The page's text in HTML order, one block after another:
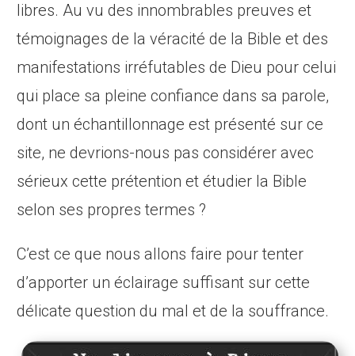
libres. Au vu des innombrables preuves et
témoignages de la véracité de la Bible et des
manifestations irréfutables de Dieu pour celui
qui place sa pleine confiance dans sa parole,
dont un échantillonnage est présenté sur ce
site, ne devrions-nous pas considérer avec
sérieux cette prétention et étudier la Bible
selon ses propres termes ?
C’est ce que nous allons faire pour tenter
d’apporter un éclairage suffisant sur cette
délicate question du mal et de la souffrance.